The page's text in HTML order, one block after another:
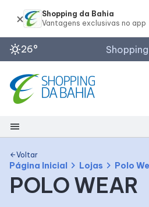
sunny26°
Horários de Funcionamento
Lojas
Outback Steakhouse
Planeta Imaginário
Acessar todos
menu
Shopping
Mapa Interno
arrow_backVoltar
Página Inicial chevron_right Lojas chevron_right Polo
POLO WEAR
Shopping da Bahia